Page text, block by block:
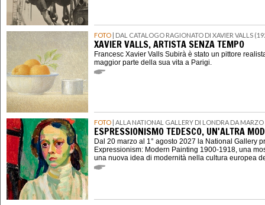
FOTO | DAL CATALOGO RAGIONATO DI XAVIER VALLS
XAVIER VALLS, ARTISTA SENZA TEMPO
Francesc Xavier Valls Subirà è stato un pittore
maggior parte della sua vita a Parigi.
FOTO | ALLA NATIONAL GALLERY DI LONDRA DA
ESPRESSIONISMO TEDESCO, UN'ALTRA
Dal 20 marzo al 1° agosto 2027 la National Gallery
Expressionism: Modern Painting 1900-1918, una
una nuova idea di modernità nella cultura europea